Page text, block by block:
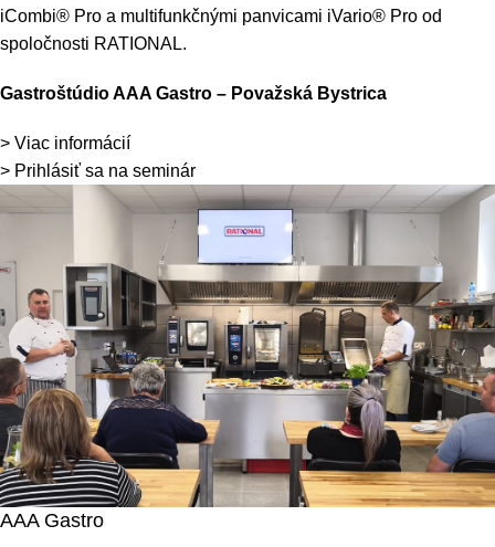
iCombi® Pro a multifunkčnými panvicami iVario® Pro od
spoločnosti RATIONAL.
Gastroštúdio AAA Gastro – Považská Bystrica
> Viac informácií
> Prihlásiť sa na seminár
AAA Gastro